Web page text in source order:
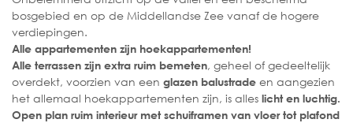
bosgebied en op de Middellandse Zee vanaf de hogere
verdiepingen.
Alle appartementen zijn hoekappartementen!
Alle terrassen zijn extra ruim bemeten, geheel of gedeeltelijk
overdekt, voorzien van een glazen balustrade en aangezien
het allemaal hoekappartementen zijn, is alles licht en luchtig.
Open plan ruim interieur met schuiframen van vloer tot plafond